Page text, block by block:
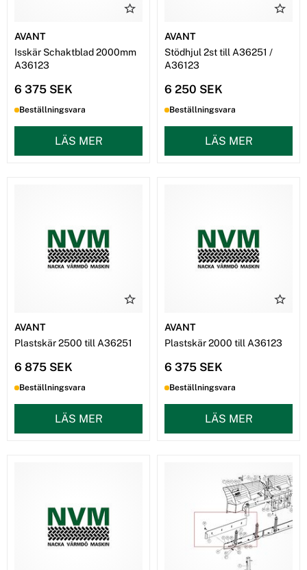
AVANT
Isskär Schaktblad 2000mm
A36123
6 375 SEK
Beställningsvara
LÄS MER
AVANT
Stödhjul 2st till A36251 /
A36123
6 250 SEK
Beställningsvara
LÄS MER
AVANT
Plastskär 2500 till A36251
6 875 SEK
Beställningsvara
LÄS MER
AVANT
Plastskär 2000 till A36123
6 375 SEK
Beställningsvara
LÄS MER